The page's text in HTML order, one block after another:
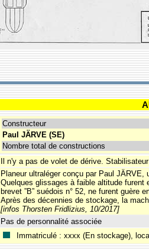
Constructeur
Paul JÄRVE (SE)
Nombre total de constructions
Il n'y a pas de volet de dérive.
Planeur ultraléger conçu par Paul
Quelques glissages à faible altitude
brevet ”B” suédois n° 52, ne furent guère
Après des décennies de stockage, la
[infos Thorsten Fridlizius, 10/2017]
Pas de personnalité associée
Immatriculé : xxxx (En stockage),